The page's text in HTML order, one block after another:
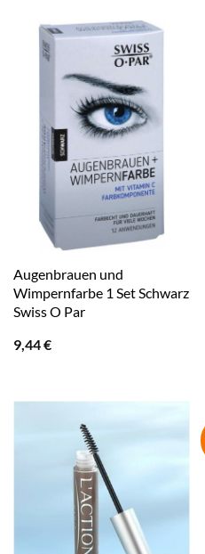
Augenbrauen und
Wimpernfarbe 1 Set Schwarz
Swiss O Par
9,44€